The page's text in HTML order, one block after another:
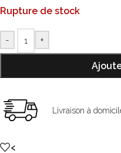
Rupture de stock
- +
Livraison à
<